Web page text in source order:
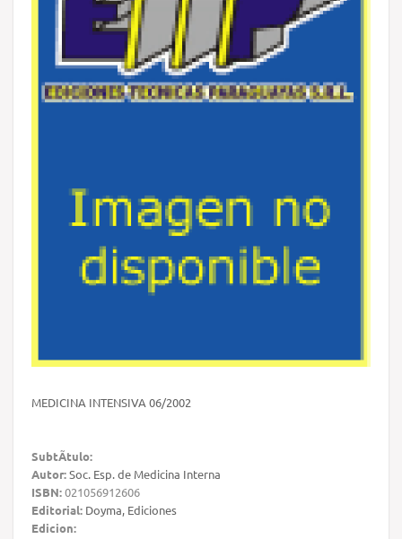
MEDICINA INTENSIVA 06/2002
SubtÃ­tulo:
Autor:Soc. Esp. de Medicina Interna
ISBN:021056912606
Editorial: Doyma, Ediciones
Edicion: